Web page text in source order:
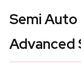
Semi Auto
Advanced